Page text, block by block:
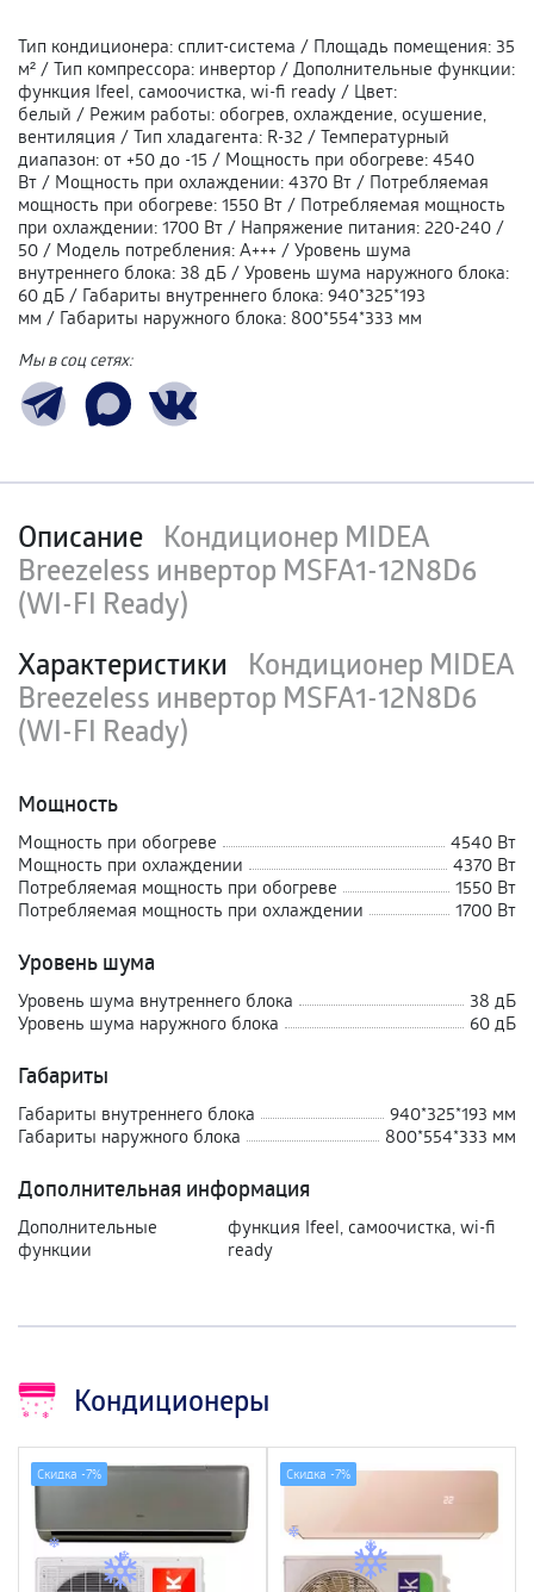
Тип кондиционера: сплит-система / Площадь помещения: 35
м² / Тип компрессора: инвертор / Дополнительные функции:
функция Ifeel, самоочистка, wi-fi ready / Цвет:
белый / Режим работы: обогрев, охлаждение, осушение,
вентиляция / Тип хладагента: R-32 / Температурный
диапазон: от +50 до -15 / Мощность при обогреве: 4540
Вт / Мощность при охлаждении: 4370 Вт / Потребляемая
мощность при обогреве: 1550 Вт / Потребляемая мощность
при охлаждении: 1700 Вт / Напряжение питания: 220-240 /
50 / Модель потребления: А+++ / Уровень шума
внутреннего блока: 38 дБ / Уровень шума наружного блока:
60 дБ / Габариты внутреннего блока: 940*325*193
мм / Габариты наружного блока: 800*554*333 мм
Мы в соц сетях:
Описание Кондиционер MIDEA
Breezeless инвертор MSFA1-12N8D6
(WI-FI Ready)
Характеристики
Кондиционер MIDEA
Breezeless инвертор MSFA1-12N8D6
(WI-FI Ready)
Мощность
Мощность при обогреве
4540 Вт
Мощность при охлаждении
4370 Вт
Потребляемая мощность при обогреве
1550 Вт
Потребляемая мощность при охлаждении
1700 Вт
Уровень шума
Уровень шума внутреннего блока
38 дБ
Уровень шума наружного блока
60 дБ
Габариты
Габариты внутреннего блока
940*325*193 мм
Габариты наружного блока
800*554*333 мм
Дополнительная информация
Дополнительные
функции
функция Ifeel, самоочистка, wi-fi
ready
Кондиционеры
Скидка -7% Скидка -7%